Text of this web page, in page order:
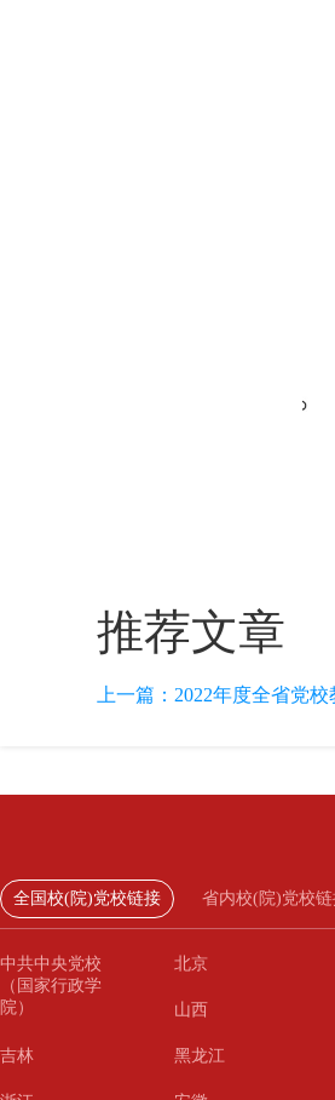
推荐文章
上一篇： 2022年度全省党
全国校(院)党校链接 省内校(院)党校
中共中央党校
（国家行政学
院）
北京
山西
吉林 黑龙江